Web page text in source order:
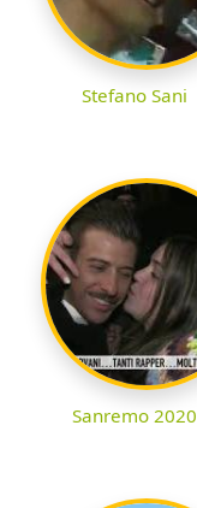
Stefano Sani
Sanremo 2020